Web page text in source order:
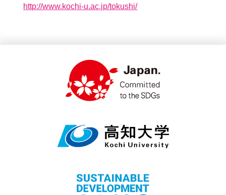
http://www.kochi-u.ac.jp/tokushi/